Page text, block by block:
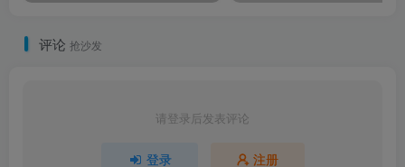
评论 抢沙发
请登录后发表评论
登录 注册